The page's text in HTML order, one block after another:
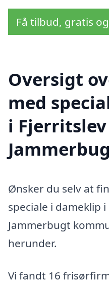
Få tilbud, gratis
Oversigt
med
i
Ønsker du selv at
speciale i dameklip
Jammerbugt
herunder.
Vi fandt 16